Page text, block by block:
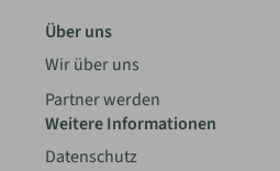
Über uns
Wir über uns
Partner werden
Weitere Informationen
Datenschutz